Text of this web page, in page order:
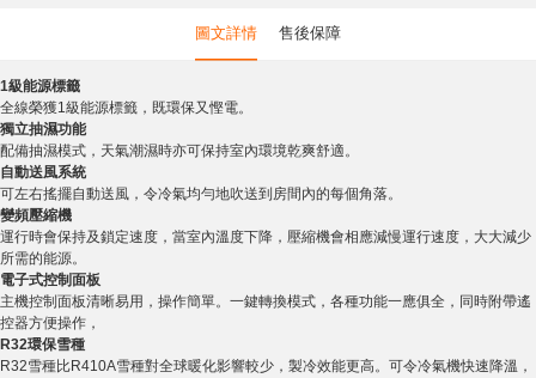
圖文詳情 售後保障
1級能源標籤
全線榮獲1級能源標籤，既環保又慳電。
獨立抽濕功能
配備抽濕模式，天氣潮濕時亦可保持室內環境乾爽舒適。
自動送風系統
可左右搖擺自動送風，令冷氣均勻地吹送到房間內的每個角落。
變頻壓縮機
運行時會保持及鎖定速度，當室內溫度下降，壓縮機會相應減慢運行速度，大大減少
所需的能源。
電子式控制面板
主機控制面板清晰易用，操作簡單。一鍵轉換模式，各種功能一應俱全，同時附帶遙
控器方便操作，
R32環保雪種
R32雪種比R410A雪種對全球暖化影響較少，製冷效能更高。可令冷氣機快速降溫，